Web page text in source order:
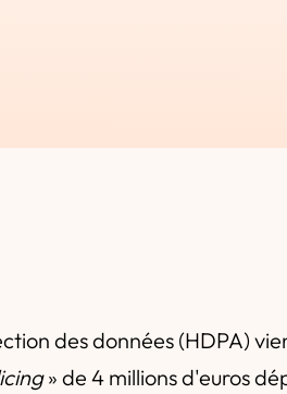
des données (HDPA)
» de 4 millions d'euros